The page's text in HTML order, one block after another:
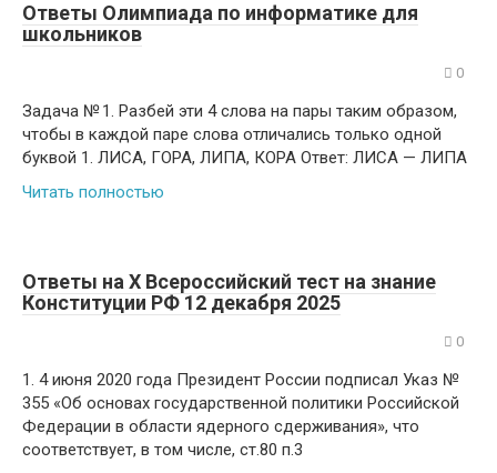
Ответы Олимпиада по информатике для
школьников
0
Задача № 1. Разбей эти 4 слова на пары таким образом,
чтобы в каждой паре слова отличались только одной
буквой 1. ЛИСА, ГОРА, ЛИПА, КОРА Ответ: ЛИСА — ЛИПА
Читать полностью
Ответы на X Всероссийский тест на знание
Конституции РФ 12 декабря 2025
0
1. 4 июня 2020 года Президент России подписал Указ №
355 «Об основах государственной политики Российской
Федерации в области ядерного сдерживания», что
соответствует, в том числе, ст.80 п.3